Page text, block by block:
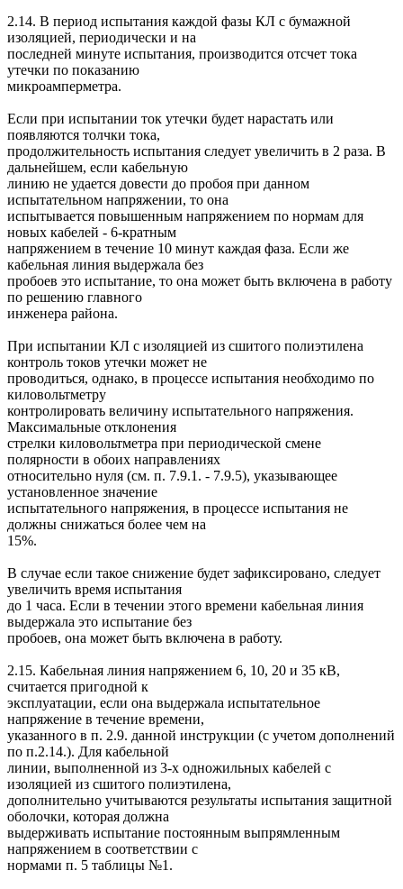
2.14. В период испытания каждой фазы КЛ с бумажной
изоляцией, периодически и на
последней минуте испытания, производится отсчет тока
утечки по показанию
микроамперметра.
Если при испытании ток утечки будет нарастать или
появляются толчки тока,
продолжительность испытания следует увеличить в 2 раза. В
дальнейшем, если кабельную
линию не удается довести до пробоя при данном
испытательном напряжении, то она
испытывается повышенным напряжением по нормам для
новых кабелей - 6-кратным
напряжением в течение 10 минут каждая фаза. Если же
кабельная линия выдержала без
пробоев это испытание, то она может быть включена в работу
по решению главного
инженера района.
При испытании КЛ с изоляцией из сшитого полиэтилена
контроль токов утечки может не
проводиться, однако, в процессе испытания необходимо по
киловольтметру
контролировать величину испытательного напряжения.
Максимальные отклонения
стрелки киловольтметра при периодической смене
полярности в обоих направлениях
относительно нуля (см. п. 7.9.1. - 7.9.5), указывающее
установленное значение
испытательного напряжения, в процессе испытания не
должны снижаться более чем на
15%.
В случае если такое снижение будет зафиксировано, следует
увеличить время испытания
до 1 часа. Если в течении этого времени кабельная линия
выдержала это испытание без
пробоев, она может быть включена в работу.
2.15. Кабельная линия напряжением 6, 10, 20 и 35 кВ,
считается пригодной к
эксплуатации, если она выдержала испытательное
напряжение в течение времени,
указанного в п. 2.9. данной инструкции (с учетом дополнений
по п.2.14.). Для кабельной
линии, выполненной из 3-х одножильных кабелей с
изоляцией из сшитого полиэтилена,
дополнительно учитываются результаты испытания защитной
оболочки, которая должна
выдерживать испытание постоянным выпрямленным
напряжением в соответствии с
нормами п. 5 таблицы №1.